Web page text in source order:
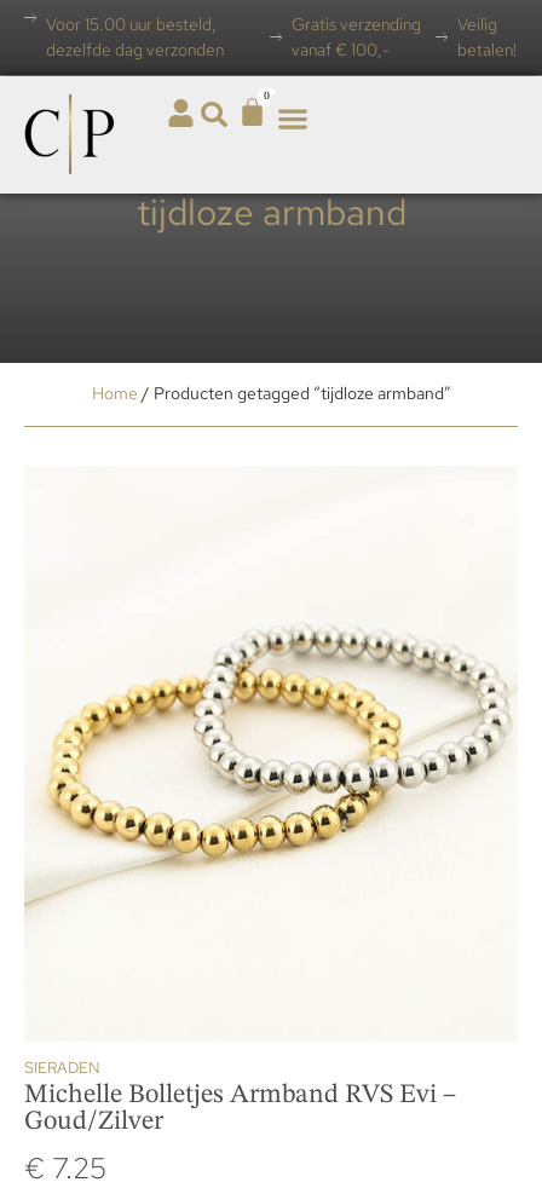
Voor 15.00 uur besteld,
dezelfde dag verzonden
Gratis verzending
vanaf € 100,-
Veilig
betalen!
0
tijdloze armband
Home / Producten getagged “tijdloze armband”
SIERADEN
Michelle Bolletjes Armband RVS Evi –
Goud/Zilver
€ 7.25